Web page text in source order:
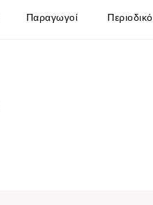
Παραγωγοί Περιοδικό